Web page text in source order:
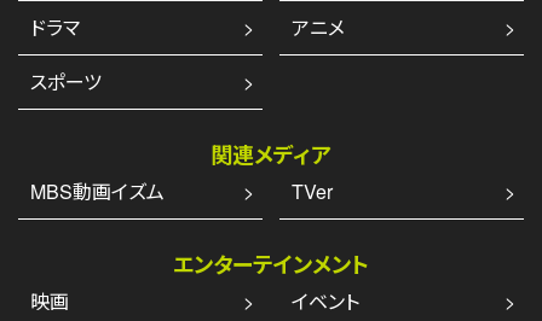
ドラマ
アニメ
スポーツ
関連メディア
MBS動画イズム TVer
エンターテインメント
映画 イベント